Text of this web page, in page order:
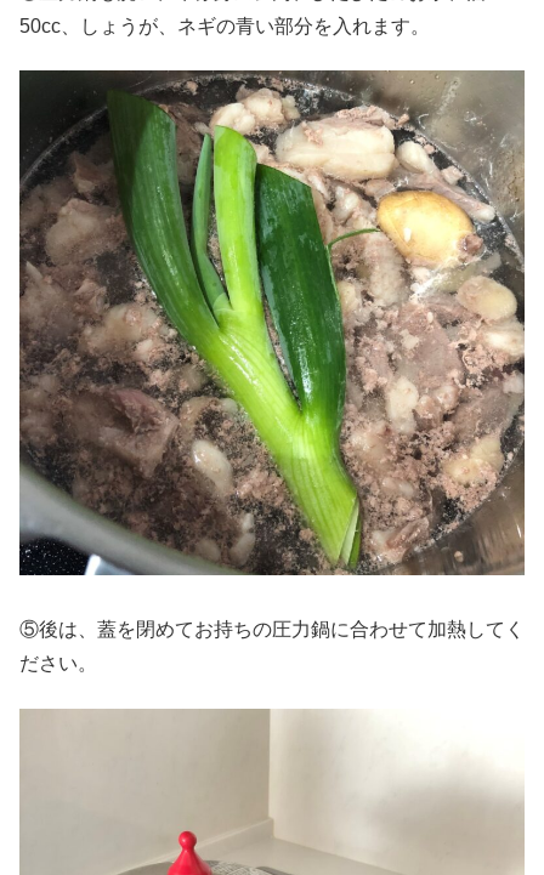
50cc、しょうが、ネギの青い部分を入れます。
⑤後は、蓋を閉めてお持ちの圧力鍋に合わせて加熱してく
ださい。